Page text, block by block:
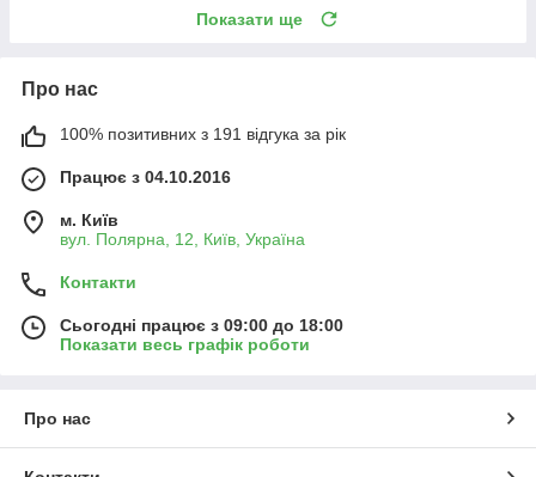
Показати ще
Про нас
100% позитивних з 191 відгука за рік
Працює з 04.10.2016
м. Київ
вул. Полярна, 12, Київ, Україна
Контакти
Сьогодні працює з 09:00 до 18:00
Показати весь графік роботи
Про нас